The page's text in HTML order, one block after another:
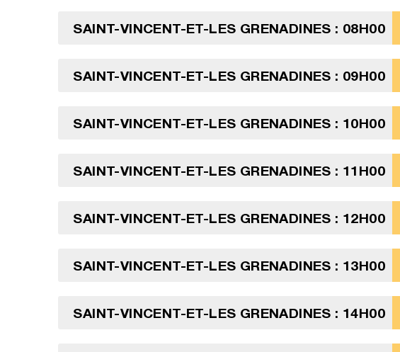
SAINT-VINCENT-ET-LES GRENADINES : 08H00
SAINT-VINCENT-ET-LES GRENADINES : 09H00
SAINT-VINCENT-ET-LES GRENADINES : 10H00
SAINT-VINCENT-ET-LES GRENADINES : 11H00
SAINT-VINCENT-ET-LES GRENADINES : 12H00
SAINT-VINCENT-ET-LES GRENADINES : 13H00
SAINT-VINCENT-ET-LES GRENADINES : 14H00